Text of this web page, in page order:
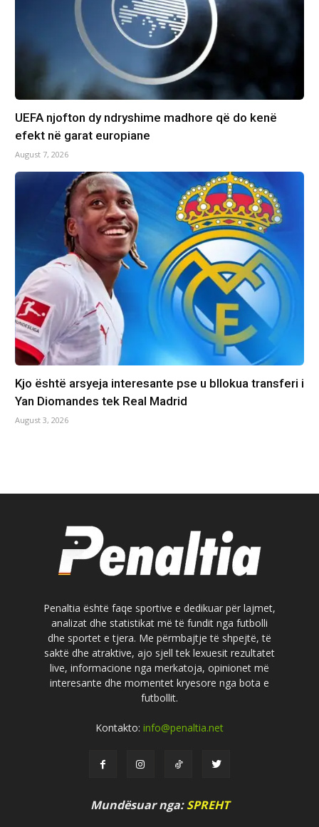
UEFA njofton dy ndryshime madhore që do kenë
efekt në garat europiane
August 7, 2026
Kjo është arsyeja interesante pse u bllokua transferi i
Yan Diomandes tek Real Madrid
August 3, 2026
Penaltia është faqe sportive e dedikuar për lajmet,
analizat dhe statistikat më të fundit nga futbolli
dhe sportet e tjera. Me përmbajtje të shpejtë, të
saktë dhe atraktive, ajo sjell tek lexuesit rezultatet
live, informacione nga merkatoja, opinionet më
interesante dhe momentet kryesore nga bota e
futbollit.
Kontakto: info@penaltia.net
Mundësuar nga:SPREHT